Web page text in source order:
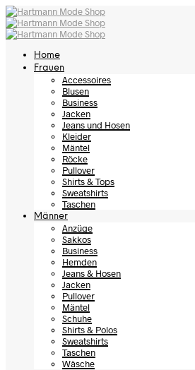
Home
Frauen
Accessoires
Blusen
Business
Jacken
Jeans und Hosen
Kleider
Mäntel
Röcke
Pullover
Shirts & Tops
Sweatshirts
Taschen
Männer
Anzüge
Sakkos
Business
Hemden
Jeans & Hosen
Jacken
Pullover
Mäntel
Schuhe
Shirts & Polos
Sweatshirts
Taschen
Wäsche